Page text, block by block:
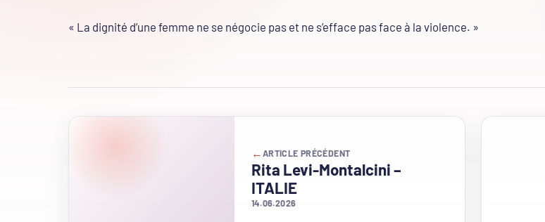
« La dignité d’une femme ne se négocie pas et ne s’efface pas face à la violence. »
← ARTICLE PRÉCÉDENT
Rita Levi-Montalcini –
ITALIE
14.06.2026